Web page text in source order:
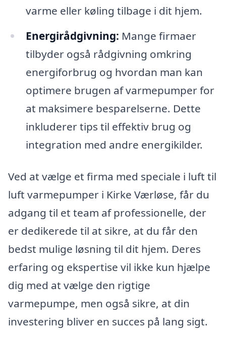
varme eller køling tilbage i dit hjem.
Energirådgivning: Mange firmaer
tilbyder også rådgivning omkring
energiforbrug og hvordan man kan
optimere brugen af varmepumper for
at maksimere besparelserne. Dette
inkluderer tips til effektiv brug og
integration med andre energikilder.
Ved at vælge et firma med speciale i luft til
luft varmepumper i Kirke Værløse, får du
adgang til et team af professionelle, der
er dedikerede til at sikre, at du får den
bedst mulige løsning til dit hjem. Deres
erfaring og ekspertise vil ikke kun hjælpe
dig med at vælge den rigtige
varmepumpe, men også sikre, at din
investering bliver en succes på lang sigt.